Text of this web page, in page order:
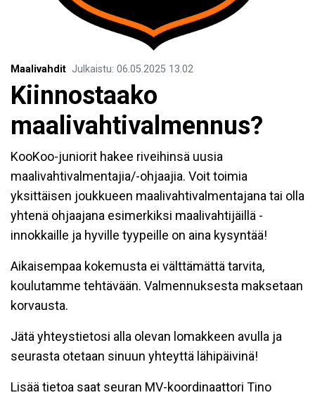
Maalivahdit Julkaistu: 06.05.2025 13.02
Kiinnostaako
maalivahtivalmennus?
KooKoo-juniorit hakee riveihinsä uusia
maalivahtivalmentajia/-ohjaajia. Voit toimia
yksittäisen joukkueen maalivahtivalmentajana tai olla
yhtenä ohjaajana esimerkiksi maalivahtijäillä -
innokkaille ja hyville tyypeille on aina kysyntää!
Aikaisempaa kokemusta ei välttämättä tarvita,
koulutamme tehtävään. Valmennuksesta maksetaan
korvausta.
Jätä yhteystietosi alla olevan lomakkeen avulla ja
seurasta otetaan sinuun yhteyttä lähipäivinä!
Lisää tietoa saat seuran MV-koordinaattori Tino